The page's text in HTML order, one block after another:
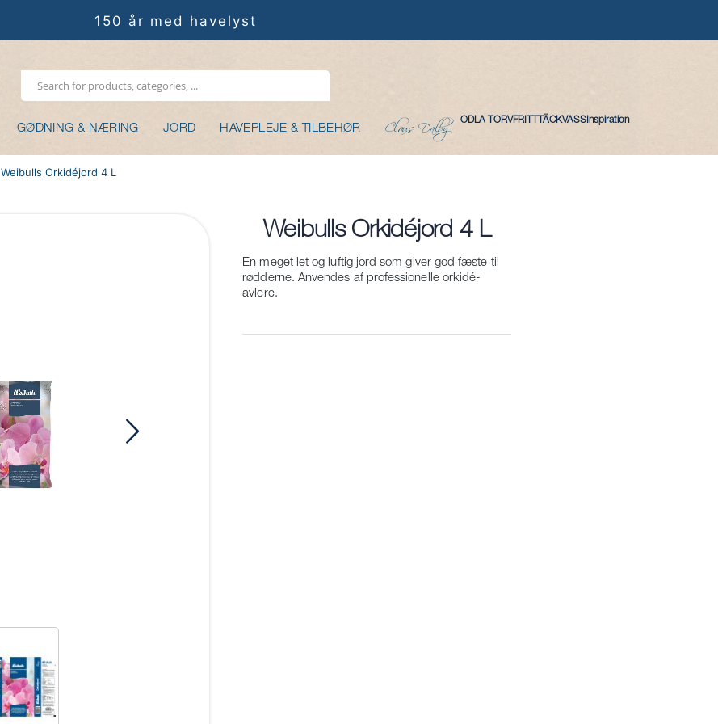
150 år med havelyst
GØDNING & NÆRING JORD HAVEPLEJE & TILBEHØR Claus Dalby ODLA TORVFRITT TÄCKVASSInspiration
Weibulls Orkidéjord 4 L
Weibulls Orkidéjord 4 L
En meget let og luftig jord som giver god fæste til
rødderne. Anvendes af professionelle orkidé-
avlere.